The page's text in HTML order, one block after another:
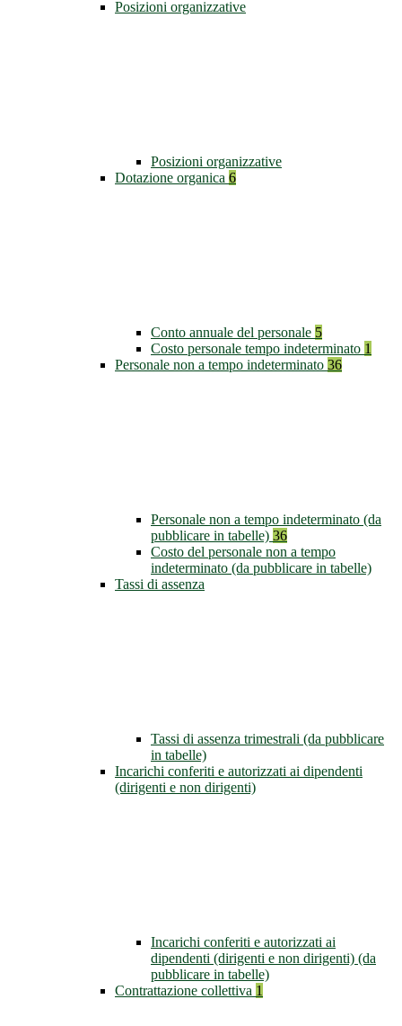
Posizioni organizzative
Posizioni organizzative
Dotazione organica 6
Conto annuale del personale 5
Costo personale tempo indeterminato 1
Personale non a tempo indeterminato 36
Personale non a tempo indeterminato (da
pubblicare in tabelle) 36
Costo del personale non a tempo
indeterminato (da pubblicare in tabelle)
Tassi di assenza
Tassi di assenza trimestrali (da pubblicare
in tabelle)
Incarichi conferiti e autorizzati ai dipendenti
(dirigenti e non dirigenti)
Incarichi conferiti e autorizzati ai
dipendenti (dirigenti e non dirigenti) (da
pubblicare in tabelle)
Contrattazione collettiva 1